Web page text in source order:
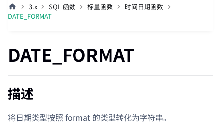
3.x SQL 函数 标量函数
时间日期函数
DATE_FORMAT
DATE_FORMAT
描述
将日期类型按照 format 的类型转化为字符串。